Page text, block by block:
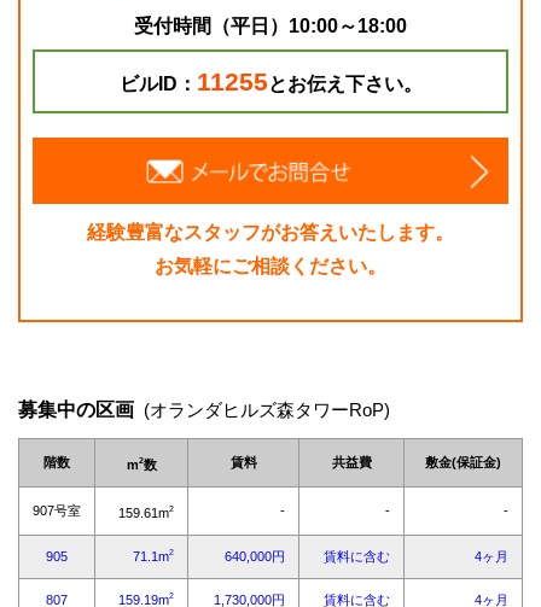
受付時間（平日）10:00～18:00
ビルID： 11255とお伝え下さい。
経験豊富なスタッフがお答えいたします。
お気軽にご相談ください。
募集中の区画 (オランダヒルズ森タワーRoP)